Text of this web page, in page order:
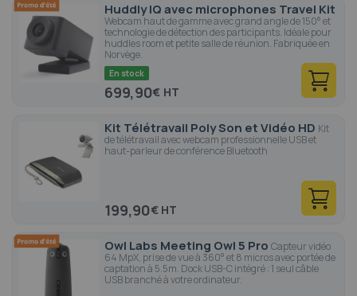
Huddly IQ avec microphones Travel Kit
Webcam haut de gamme avec grand angle de 150° et
technologie de détection des participants. Idéale pour
huddles room et petite salle de réunion. Fabriquée en
Norvège.
En stock
699,90€
Kit Télétravail Poly Son et Vidéo HD Kit
de télétravail avec webcam professionnelle USB et
haut-parleur de conférence Bluetooth
199,90€
Owl Labs Meeting Owl 5 Pro Capteur vidéo
64 MpX, prise de vue à 360° et 8 micros avec portée de
captation à 5.5m. Dock USB-C intégré : 1 seul câble
USB branché à votre ordinateur.